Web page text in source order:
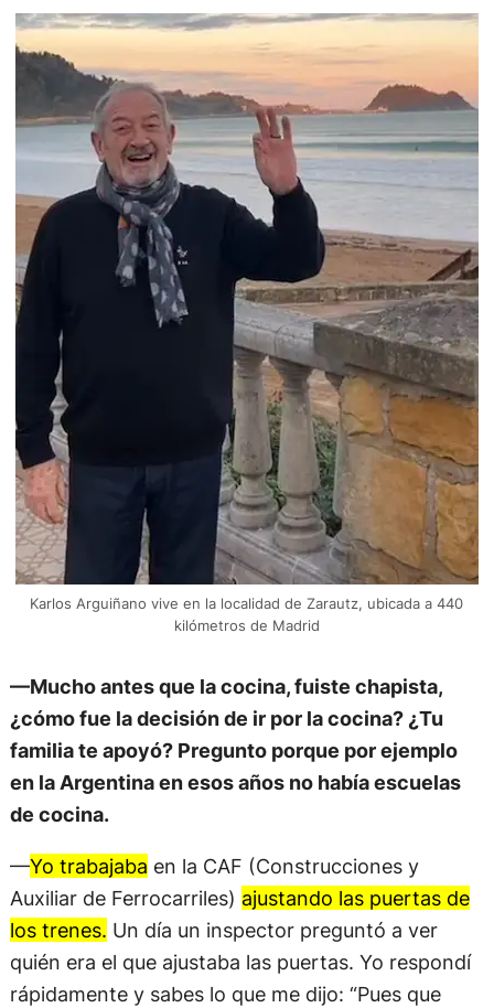
Karlos Arguiñano vive en la localidad de Zarautz, ubicada a 440
kilómetros de Madrid
—Mucho antes que la cocina, fuiste chapista,
¿cómo fue la decisión de ir por la cocina? ¿Tu
familia te apoyó? Pregunto porque por ejemplo
en la Argentina en esos años no había escuelas
de cocina.
—Yo trabajaba en la CAF (Construcciones y
Auxiliar de Ferrocarriles) ajustando las puertas de
los trenes. Un día un inspector preguntó a ver
quién era el que ajustaba las puertas. Yo respondí
rápidamente y sabes lo que me dijo: “Pues que